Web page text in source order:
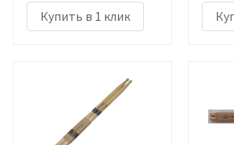
Купить в 1 клик